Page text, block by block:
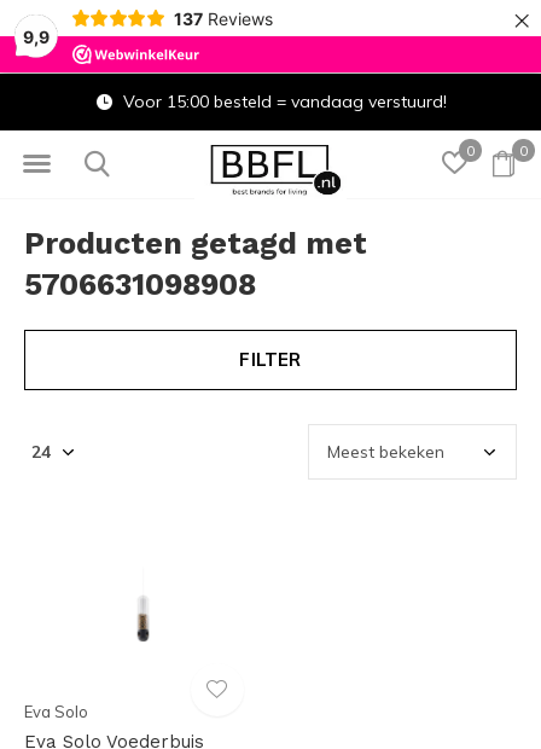
9,9
137 Reviews ×
0 0
Voor 15:00 besteld = vandaag verstuurd!
Producten getagd met
5706631098908
FILTER
Eva Solo
Eva Solo Voederbuis